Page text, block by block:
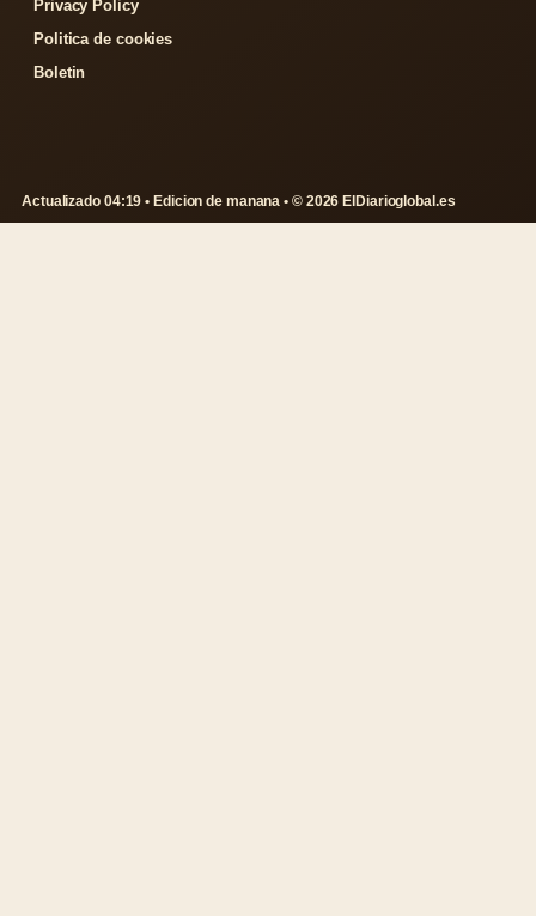
Privacy Policy
Politica de cookies
Boletin
Actualizado 04:19 • Edicion de manana • © 2026 ElDiarioglobal.es